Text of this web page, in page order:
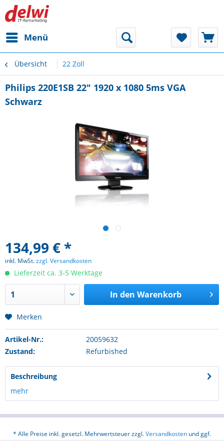
Menü
Übersicht 22 Zoll
Philips 220E1SB 22" 1920 x 1080 5ms VGA
Schwarz
134,99 € *
inkl. MwSt.zzgl. Versandkosten
Lieferzeit ca. 3-5 Werktage
In den Warenkorb
Merken
Artikel-Nr.:
20059632
Zustand:
Refurbished
Beschreibung
mehr
* Alle Preise inkl. gesetzl. Mehrwertsteuer zzgl.Versandkosten und ggf.